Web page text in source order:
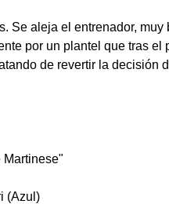
Se aleja el entrenador,
por un plantel que tras el
de revertir la decisión
(Azul)